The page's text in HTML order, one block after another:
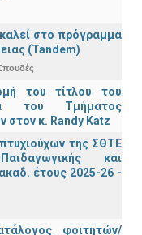
στο πρόγραμμα
(Tandem)
του τίτλου του
του Τμήματος
στον κ. Randy Katz
της ΣΘΤΕ
και
έτους 2025-26 -
φοιτητών/